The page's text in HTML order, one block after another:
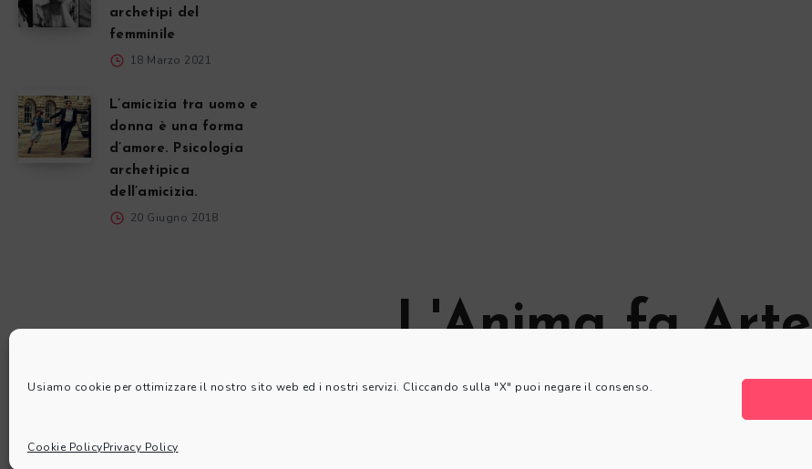
Usiamo cookie per ottimizzare il nostro sito web ed i nostri servizi. Cliccando sulla "X" puoi negare il consenso.
Cookie PolicyPrivacy Policy
archetipi del
femminile
18 Marzo 2021
L’amicizia tra uomo e
donna è una forma
d’amore. Psicologia
archetipica
dell’amicizia.
20 Giugno 2018
L'Anima fa Arte
© L'Anima fa Arte